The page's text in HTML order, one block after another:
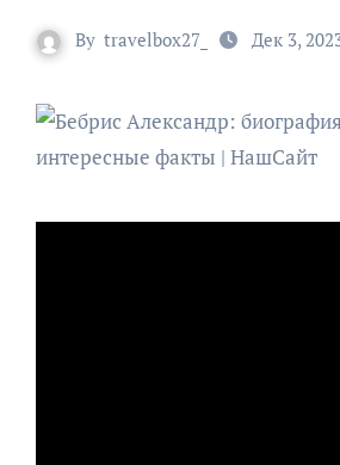
By travelbox27_ Дек 3,